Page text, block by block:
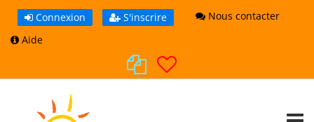
Connexion S'inscrire
Nous contacter
Aide